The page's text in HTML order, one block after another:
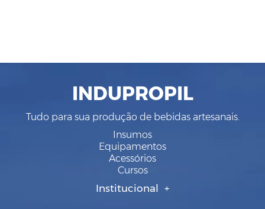
INDUPROPIL
Tudo para sua produção de bebidas artesanais.
Insumos
Equipamentos
Acessórios
Cursos
Institucional